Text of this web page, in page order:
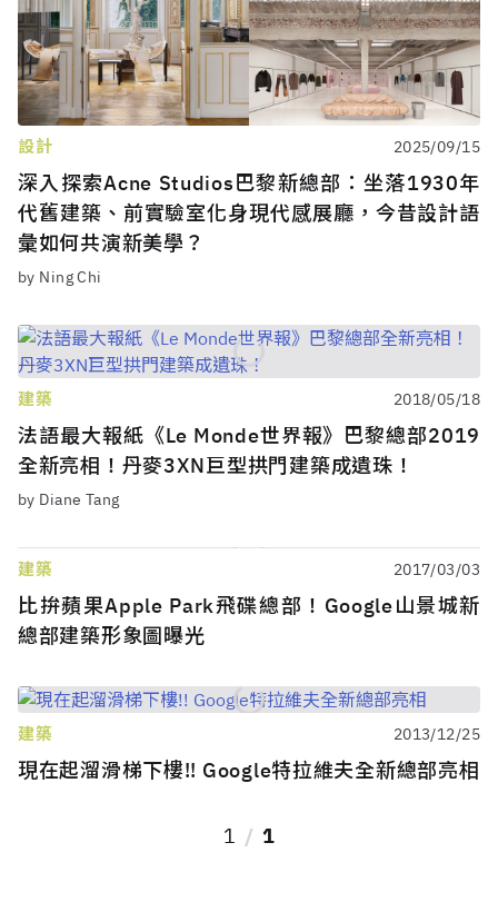
設計 2025/09/15
深入探索Acne Studios巴黎新總部：坐落1930年
代舊建築、前實驗室化身現代感展廳，今昔設計語
彙如何共演新美學？
by Ning Chi
建築 2018/05/18
法語最大報紙《Le Monde世界報》巴黎總部2019
全新亮相！丹麥3XN巨型拱門建築成遺珠！
by Diane Tang
建築 2017/03/03
比拚蘋果Apple Park飛碟總部！Google山景城新
總部建築形象圖曝光
建築 2013/12/25
現在起溜滑梯下樓!! Google特拉維夫全新總部亮相
1 1